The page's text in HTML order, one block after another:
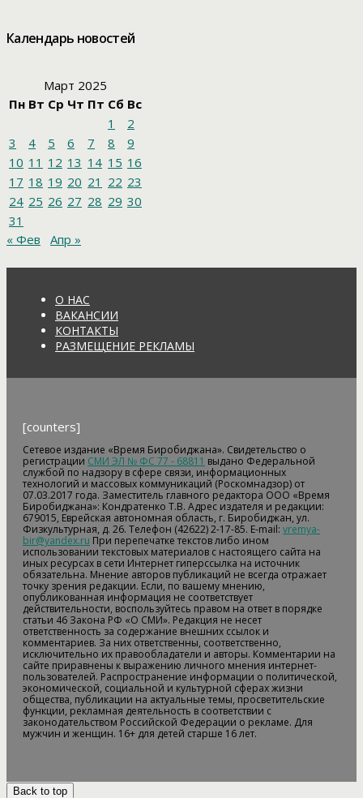
Календарь новостей
Март 2025
Пн Вт Ср Чт Пт Сб Вс
1
2
3
4 5 6 7 8
9
10 11 12 13 14 15 16
17 18 19 20 21 22 23
24 25 26 27 28 29 30
31
« Фев
Апр »
О НАС
ВАКАНСИИ
КОНТАКТЫ
РАЗМЕЩЕНИЕ РЕКЛАМЫ
[counters]
Сетевое издание «Время Биробиджана». Свидетельство о
регистрации СМИ ЭЛ № ФС 77 - 68811 выдано Федеральной
службой по надзору в сфере связи, информационных
технологий и массовых коммуникаций (Роскомнадзор) от
07.03.2017 года. Заместитель главного редактора ООО «Время
Биробиджана»: Кондратенко Т.В. Адрес издателя и редакции:
679015, Еврейская автономная область, г. Биробиджан, ул.
Физкультурная, д. 26. Телефон (42622) 2-17-85. E-mail: vremya-
bir@yandex.ru При перепечатке текстов либо ином
использовании текстовых материалов с настоящего сайта на
иных ресурсах в сети Интернет гиперссылка на источник
обязательна. Мнение авторов публикаций не всегда отражает
точку зрения редакции. Если, по вашему мнению,
опубликованная информация не соответствует
действительности, воспользуйтесь правом на ответ в порядке
статьи 46 Закона РФ «О СМИ». Редакция не несет
ответственность за содержание внешних ссылок и
комментариев. За них ответственны, соответственно,
исключительно их правообладатели и авторы. Комментарии на
сайте приравнены к выражению личного мнения интернет-
пользователей. Распространение информации о политической,
экономической, социальной и культурной сферах жизни
общества, публикации на актуальные темы, просветительские
функции, рекламная деятельность в соответствии с
законодательством Российской Федерации о рекламе. Для
мужчин и женщин. 16+ для детей старше 16 лет.
Back to top